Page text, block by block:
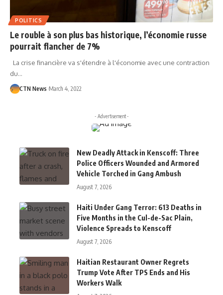
POLITICS
Le rouble à son plus bas historique, l’économie russe
pourrait flancher de 7%
La crise financière va s'étendre à l'économie avec une contraction
du…
CTN News March 4, 2022
- Advertisement -
New Deadly Attack in Kenscoff: Three
Police Officers Wounded and Armored
Vehicle Torched in Gang Ambush
August 7, 2026
Haiti Under Gang Terror: 613 Deaths in
Five Months in the Cul-de-Sac Plain,
Violence Spreads to Kenscoff
August 7, 2026
Haitian Restaurant Owner Regrets
Trump Vote After TPS Ends and His
Workers Walk